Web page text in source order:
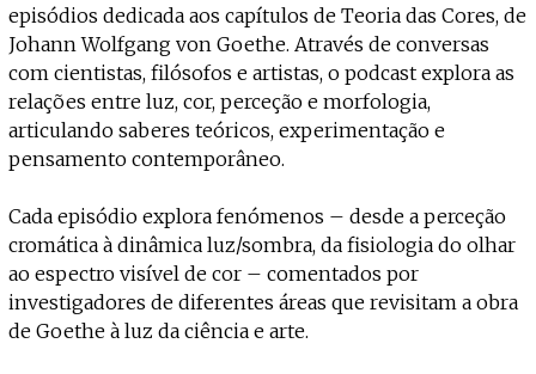
episódios dedicada aos capítulos de Teoria das Cores, de
Johann Wolfgang von Goethe. Através de conversas
com cientistas, filósofos e artistas, o podcast explora as
relações entre luz, cor, perceção e morfologia,
articulando saberes teóricos, experimentação e
pensamento contemporâneo.
Cada episódio explora fenómenos – desde a perceção
cromática à dinâmica luz/sombra, da fisiologia do olhar
ao espectro visível de cor – comentados por
investigadores de diferentes áreas que revisitam a obra
de Goethe à luz da ciência e arte.